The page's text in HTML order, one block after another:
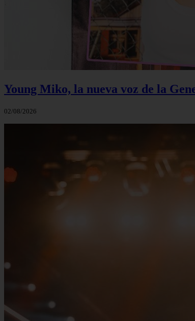
Young Miko, la nueva voz de la
02/08/2026